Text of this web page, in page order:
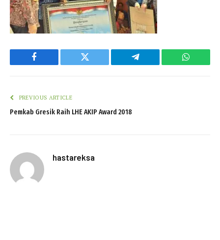
Facebook Twitter Telegram
PREVIOUS ARTICLE
Pemkab Gresik Raih LHE AKIP Award 2018
hastareksa